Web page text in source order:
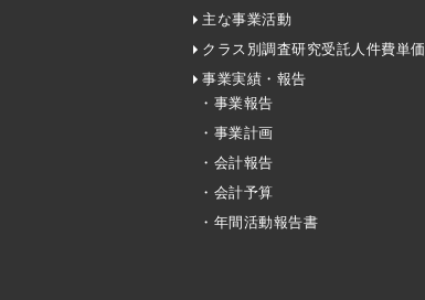
主な事業活動
クラス別調査研究受託人件費単価
事業実績・報告
・事業報告
・事業計画
・会計報告
・会計予算
・年間活動報告書